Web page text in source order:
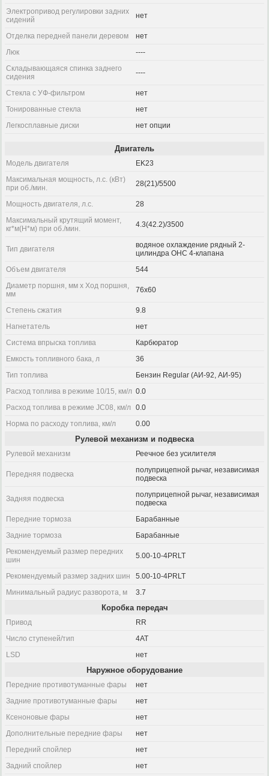
Электропривод регулировки задних
сидений
нет
Отделка передней панели деревом
нет
Люк
----
Складывающаяся спинка заднего
сидения
----
Стекла с УФ-фильтром
нет
Тонированные стекла
нет
Легкосплавные диски
нет опции
Двигатель
Модель двигателя
EK23
Максимальная мощность, л.с. (кВт)
при об./мин.
28(21)/5500
Мощность двигателя, л.с.
28
Максимальный крутящий момент,
кг*м(Н*м) при об./мин.
4.3(42.2)/3500
Тип двигателя
водяное охлаждение рядный 2-
цилиндра OHC 4-клапана
Объем двигателя
544
Диаметр поршня, мм x Ход поршня,
мм
76x60
Степень сжатия
9.8
Нагнетатель
нет
Система впрыска топлива
Карбюратор
Емкость топливного бака, л
36
Тип топлива
Бензин Regular (АИ-92, АИ-95)
Расход топлива в режиме 10/15, км/л 0.0
Расход топлива в режиме JC08, км/л
0.0
Норма по расходу топлива, км/л
0.00
Рулевой механизм и подвеска
Рулевой механизм Реечное без усилителя
Передняя подвеска
полуприцепной рычаг, независимая
подвеска
Задняя подвеска
полуприцепной рычаг, независимая
подвеска
Передние тормоза
Барабанные
Задние тормоза
Барабанные
Рекомендуемый размер передних
шин
5.00-10-4PRLT
Рекомендуемый размер задних шин
5.00-10-4PRLT
Минимальный радиус разворота, м
3.7
Коробка передач
Привод
RR
Число ступеней/тип
4AT
LSD
нет
Наружное оборудование
Передние противотуманные фары
нет
Задние противотуманные фары
нет
Ксеноновые фары
нет
Дополнительные передние фары
нет
Передний спойлер
нет
Задний спойлер
нет